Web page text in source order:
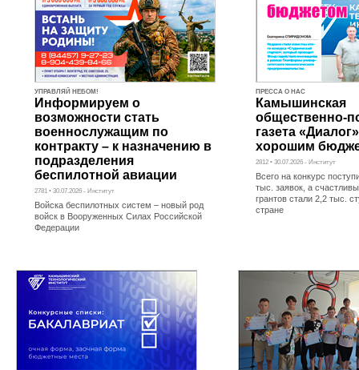
УПРАВЛЯЙ НЕБОМ!
Информируем о
возможности стать
военнослужащим по
контракту – к назначению в
подразделения
беспилотной авиации
2781 • 30.07.2026 - Институт
Войска беспилотных систем – новый род
войск в Вооруженных Силах Российской
Федерации
ПРЕССА О НАС
Камышинская
общественно-
газета
хорошим
2812 • 30.07.2026 - Институт
Всего на конкурс
тыс. заявок, а
грантов стали 2,2 тыс.
стране